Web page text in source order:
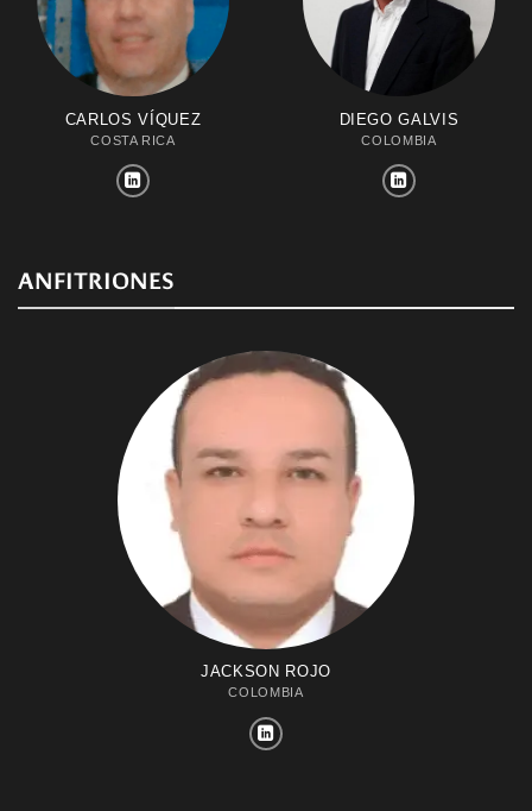
CARLOS VÍQUEZ
COSTA RICA
DIEGO GALVIS
COLOMBIA
ANFITRIONES
JACKSON ROJO
COLOMBIA